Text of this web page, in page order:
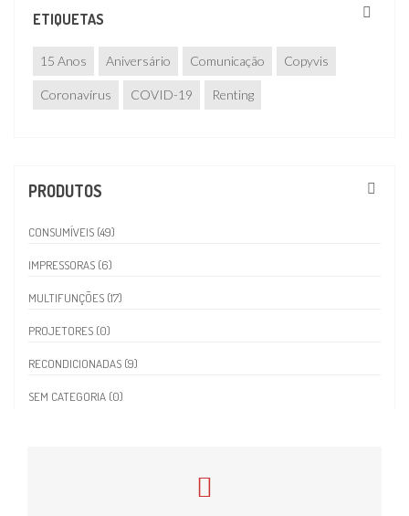
ETIQUETAS
15 Anos Aniversário Comunicação Copyvis
Coronavírus COVID-19 Renting
PRODUTOS
CONSUMÍVEIS (49)
IMPRESSORAS (6)
MULTIFUNÇÕES (17)
PROJETORES (0)
RECONDICIONADAS (9)
SEM CATEGORIA (0)